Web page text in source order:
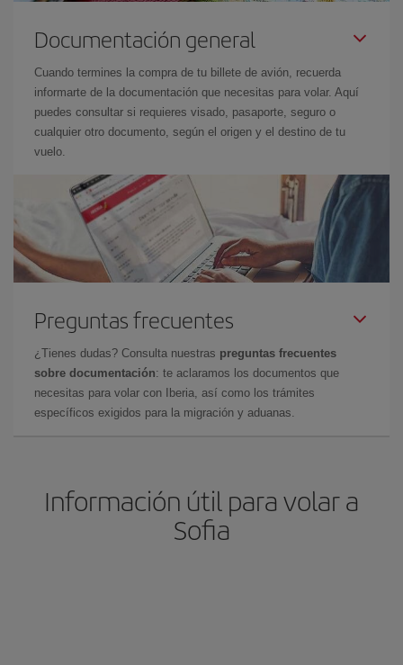
Documentación general
Cuando termines la compra de tu billete de avión, recuerda
informarte de la documentación que necesitas para volar. Aquí
puedes consultar si requieres visado, pasaporte, seguro o
cualquier otro documento, según el origen y el destino de tu
vuelo.
Preguntas frecuentes
¿Tienes dudas? Consulta nuestras preguntas frecuentes
sobre documentación: te aclaramos los documentos que
necesitas para volar con Iberia, así como los trámites
específicos exigidos para la migración y aduanas.
Información útil para volar a
Sofia